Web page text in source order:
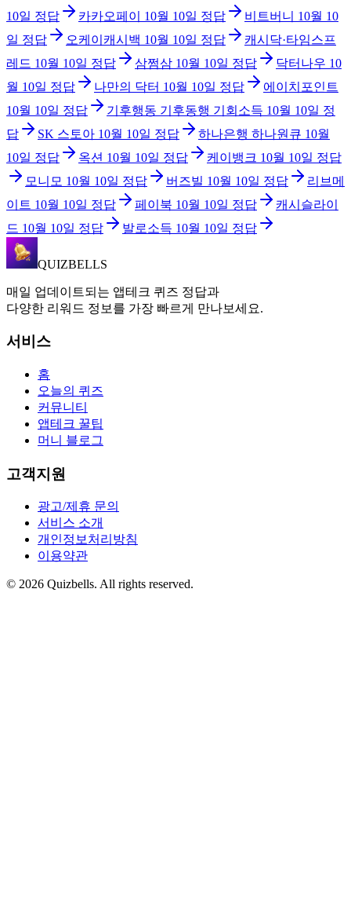
10일 정답 카카오페이 10월 10일 정답 비트버니 10월 10
일 정답 오케이캐시백 10월 10일 정답
캐시닥·타임스프
레드 10월 10일 정답 삼쩜삼 10월 10일 정답 닥터나우 10
월 10일 정답 나만의 닥터 10월 10일 정답
에이치포인트
10월 10일 정답 기후행동 기후동행 기회소득 10월 10일 정
답
SK 스토아 10월 10일 정답 하나은행 하나원큐 10월
10일 정답 옥션 10월 10일 정답 케이뱅크 10월 10일 정답
모니모 10월 10일 정답 버즈빌 10월 10일 정답
리브메
이트 10월 10일 정답 페이북 10월 10일 정답
캐시슬라이
드 10월 10일 정답 발로소득 10월 10일 정답
QUIZBELLS
매일 업데이트되는 앱테크 퀴즈 정답과
다양한 리워드 정보를 가장 빠르게 만나보세요.
서비스
홈
오늘의 퀴즈
커뮤니티
앱테크 꿀팁
머니 블로그
고객지원
광고/제휴 문의
서비스 소개
개인정보처리방침
이용약관
© 2026 Quizbells. All rights reserved.